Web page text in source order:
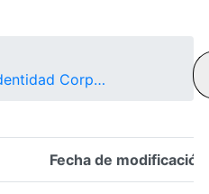
Manual de imagen e identidad Corporativa
Fecha de modificación